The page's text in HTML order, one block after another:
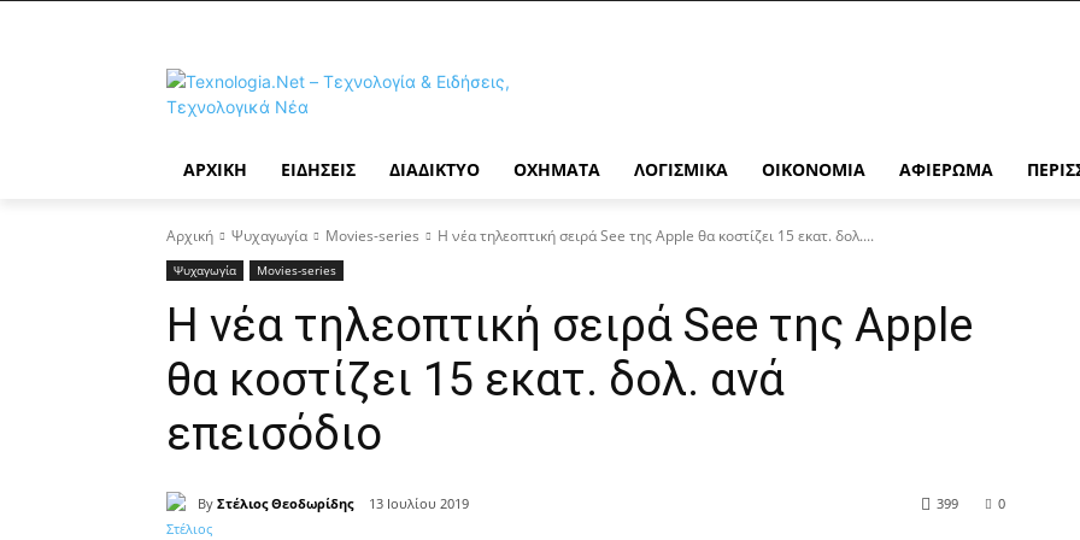
ΑΡΧΙΚΉ ΕΙΔΉΣΕΙΣ ΔΙΑΔΊΚΤΥΟ ΟΧΉΜΑΤΑ ΛΟΓΙΣΜΙΚΆ ΟΙΚΟΝΟΜΊΑ ΑΦΙΈΡΩΜΑ
Αρχική Ψυχαγωγία Movies-series Η νέα τηλεοπτική σειρά See της Apple θα κοστίζει 15 εκατ. δολ....
Ψυχαγωγία Movies-series
Η νέα τηλεοπτική σειρά See της Apple
θα κοστίζει 15 εκατ. δολ. ανά
επεισόδιο
By Στέλιος Θεοδωρίδης 13 Ιουλίου 2019 0
399